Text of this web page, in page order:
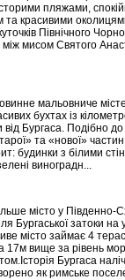
пляжами,
та красивими
Північного
мисом Святого
мальовниче
бухтах із
від Бургаса. Подібно
та «нової»
будинки з білими
виноградн...
місто у Південно-
Бургаської затоки
місто займає 4
17м вище за рівень
Бургаса
як римське